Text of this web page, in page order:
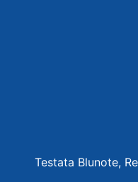
Testata Blunote,